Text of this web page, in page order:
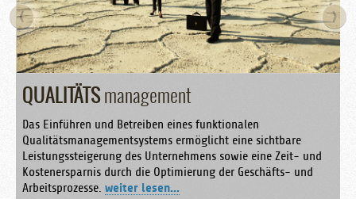
QUALITÄTSmanagement
Das Einführen und Betreiben eines funktionalen
Qualitätsmanagementsystems ermöglicht eine sichtbare
Leistungssteigerung des Unternehmens sowie eine Zeit- und
Kostenersparnis durch die Optimierung der Geschäfts- und
Arbeitsprozesse.weiter lesen…
‹ ›